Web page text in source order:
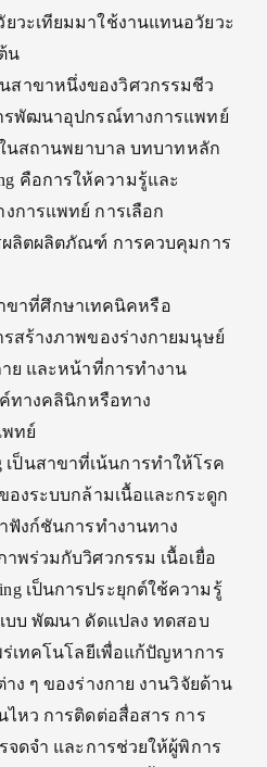
วะเทียมมาใช้งานแทนอวัยวะ
น
นสาขาหนึ่งของวิศวกรรมชีว
รพัฒนาอุปกรณ์ทางการแพทย์
นสถานพยาบาล บทบาทหลัก
คือการให้ความรู้และ
การแพทย์ การเลือก
ผลิตผลิตภัณฑ์ การควบคุมการ
าขาที่ศึกษาเทคนิคหรือ
สร้างภาพของร่างกายมนุษย์
ย และหน้าที่การทำงาน
ทางคลินิกหรือทาง
ทย์
เป็นสาขาที่เน้นการทำให้โรค
องระบบกล้ามเนื้อและกระดูก
ฟังก์ชันการทำงานทาง
พร่วมกับวิศวกรรม เนื้อเยื่อ
เป็นการประยุกต์ใช้ความรู้
บบ พัฒนา ดัดแปลง ทดสอบ
เทคโนโลยีเพื่อแก้ปัญหาการ
ง ๆ ของร่างกาย งานวิจัยด้าน
หว การติดต่อสื่อสาร การ
จดจำ และการช่วยให้ผู้พิการ